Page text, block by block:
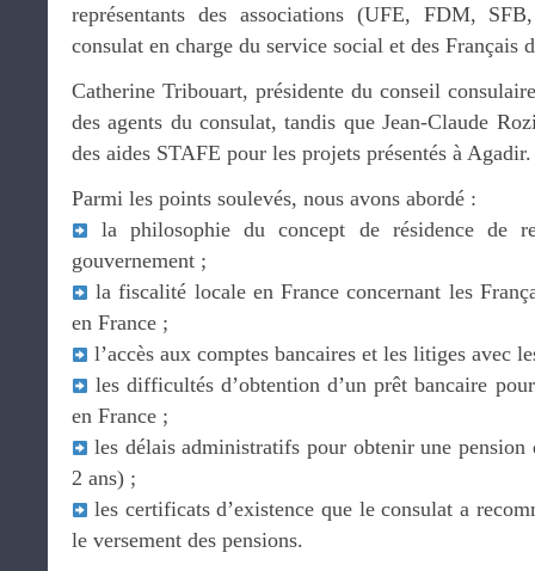
représentants des associations (UFE, FDM,
consulat en charge du service social et des Français
Catherine Tribouart, présidente du conseil
des agents du consulat, tandis que Jean-Claude
des aides STAFE pour les projets présentés à Agadir.
Parmi les points soulevés, nous avons abordé :
la philosophie du concept de résidence de
gouvernement ;
la fiscalité locale en France concernant les
en France ;
l’accès aux comptes bancaires et les litiges avec
les difficultés d’obtention d’un prêt bancaire
en France ;
les délais administratifs pour obtenir une pension
2 ans) ;
les certificats d’existence que le consulat a
le versement des pensions.